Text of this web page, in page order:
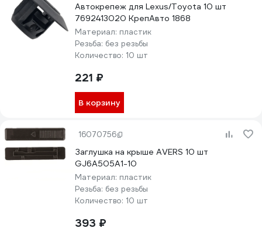
Автокрепеж для Lexus/Toyota 10 шт
7692413020 КрепАвто 1868
Материал: пластик
Резьба: без резьбы
Количество: 10 шт
221 ₽
В корзину
16070756
Заглушка на крыше AVERS 10 шт
GJ6A505A1-10
Материал: пластик
Резьба: без резьбы
Количество: 10 шт
393 ₽